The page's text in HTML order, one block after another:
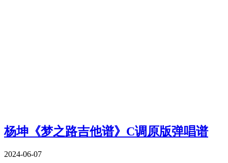
杨坤《梦之路吉他谱》C调原版弹唱谱
2024-06-07